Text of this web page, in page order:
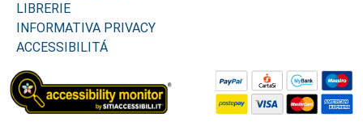
LIBRERIE
INFORMATIVA PRIVACY
ACCESSIBILITÁ